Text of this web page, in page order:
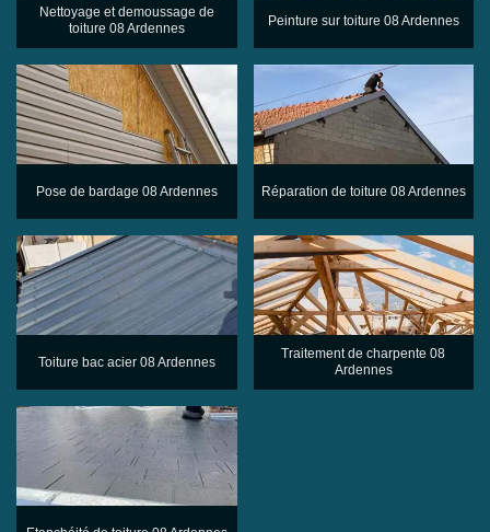
Nettoyage et demoussage de
toiture 08 Ardennes
Peinture sur toiture 08 Ardennes
Pose de bardage 08 Ardennes Réparation de toiture 08 Ardennes
Toiture bac acier 08 Ardennes
Traitement de charpente 08
Ardennes